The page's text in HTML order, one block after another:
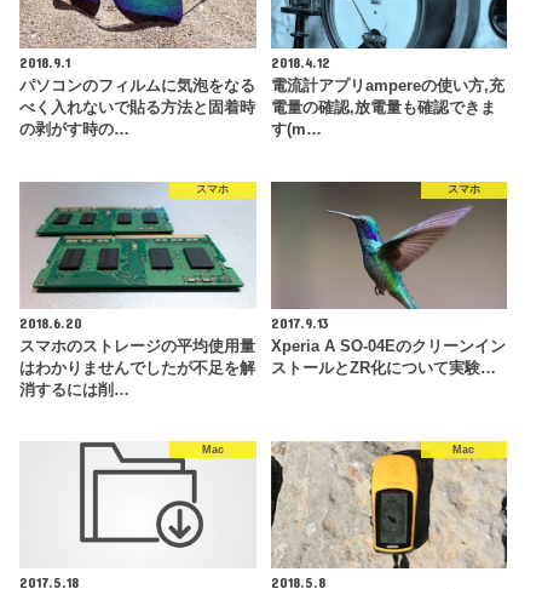
2018.9.1
パソコンのフィルムに気泡をなる
べく入れないで貼る方法と固着時
の剥がす時の…
2018.4.12
電流計アプリampereの使い方,充
電量の確認,放電量も確認できま
す(m…
スマホ
2018.6.20
スマホのストレージの平均使用量
はわかりませんでしたが不足を解
消するには削…
スマホ
2017.9.13
Xperia A SO-04Eのクリーンイン
ストールとZR化について実験…
Mac
2017.5.18
Mac
2018.5.8